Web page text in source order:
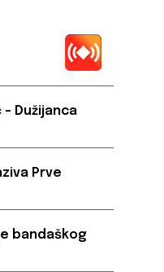
Dužijanca
Prve
bandaškog